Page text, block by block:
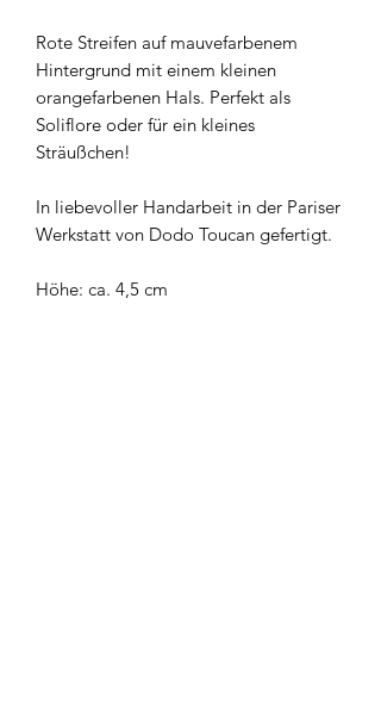
Rote Streifen auf mauvefarbenem
Hintergrund mit einem kleinen
orangefarbenen Hals. Perfekt als
Soliflore oder für ein kleines
Sträußchen!
In liebevoller Handarbeit in der Pariser
Werkstatt von Dodo Toucan gefertigt.
Höhe: ca. 4,5 cm